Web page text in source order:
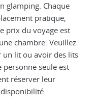
glamping. Chaque
pratique,
prix du voyage est
chambre. Veuillez
un lit ou avoir des lits
seule est
réserver leur